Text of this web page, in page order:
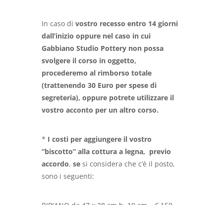
In caso di vostro recesso entro 14 giorni
dall’inizio oppure nel caso in cui
Gabbiano Studio Pottery non possa
svolgere il corso in oggetto,
procederemo al rimborso totale
(trattenendo 30 Euro per spese di
segreteria), oppure potrete utilizzare il
vostro acconto per un altro corso.
* I costi per aggiungere il vostro
“biscotto” alla cottura a legna, previo
accordo, se si considera che c’è il posto,
sono i seguenti: